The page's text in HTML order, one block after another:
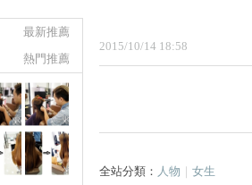
2015/10/14 18:58
全站分類： 人物 女生
最新推薦
熱門推薦